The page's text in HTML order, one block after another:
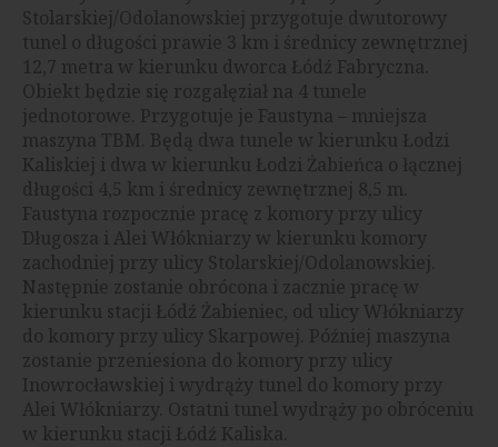
Stolarskiej/Odolanowskiej przygotuje dwutorowy
tunel o długości prawie 3 km i średnicy zewnętrznej
12,7 metra w kierunku dworca Łódź Fabryczna.
Obiekt będzie się rozgałęział na 4 tunele
jednotorowe. Przygotuje je Faustyna – mniejsza
maszyna TBM. Będą dwa tunele w kierunku Łodzi
Kaliskiej i dwa w kierunku Łodzi Żabieńca o łącznej
długości 4,5 km i średnicy zewnętrznej 8,5 m.
Faustyna rozpocznie pracę z komory przy ulicy
Długosza i Alei Włókniarzy w kierunku komory
zachodniej przy ulicy Stolarskiej/Odolanowskiej.
Następnie zostanie obrócona i zacznie pracę w
kierunku stacji Łódź Żabieniec, od ulicy Włókniarzy
do komory przy ulicy Skarpowej. Później maszyna
zostanie przeniesiona do komory przy ulicy
Inowrocławskiej i wydrąży tunel do komory przy
Alei Włókniarzy. Ostatni tunel wydrąży po obróceniu
w kierunku stacji Łódź Kaliska.